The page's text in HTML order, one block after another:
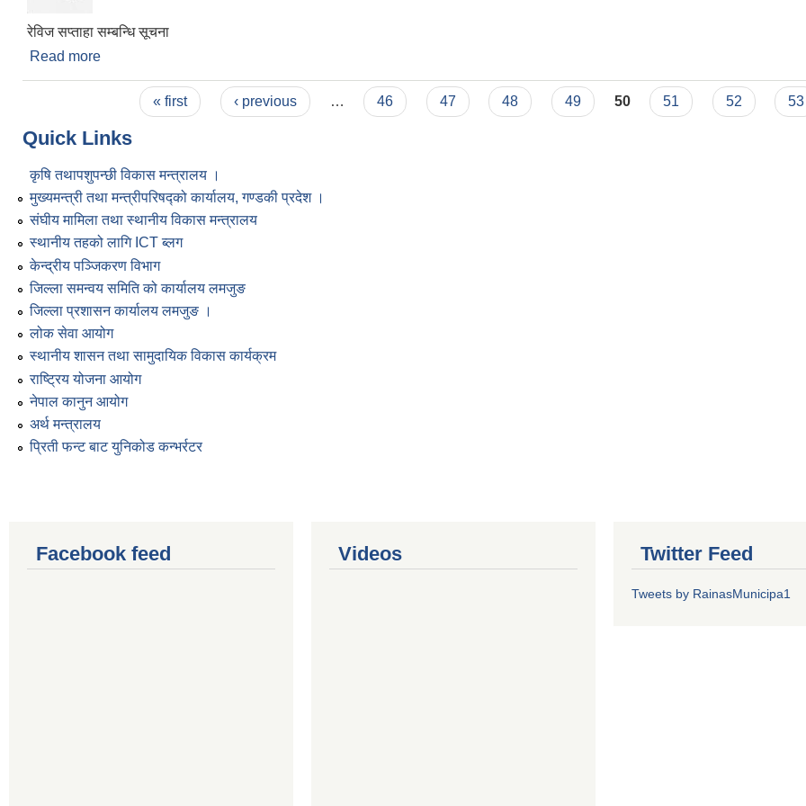
रेविज सप्ताहा सम्बन्धि सूचना
Read more
« first ‹ previous … 46 47 48 49 50 51 52 53
Quick Links
कृषि तथापशुपन्छी विकास मन्त्रालय ।
मुख्यमन्त्री तथा मन्त्रीपरिषद्को कार्यालय, गण्डकी प्रदेश ।
संघीय मामिला तथा स्थानीय विकास मन्त्रालय
स्थानीय तहको लागि ICT ब्लग
केन्द्रीय पञ्जिकरण विभाग
जिल्ला समन्वय समिति को कार्यालय लमजुङ
जिल्ला प्रशासन कार्यालय लमजुङ ।
लोक सेवा आयोग
स्थानीय शासन तथा सामुदायिक विकास कार्यक्रम
राष्ट्रिय योजना आयोग
नेपाल कानुन आयोग
अर्थ मन्त्रालय
प्रिती फन्ट बाट युनिकोड कन्भर्रटर
Facebook feed Videos Twitter Feed
Tweets by RainasMunicipa1